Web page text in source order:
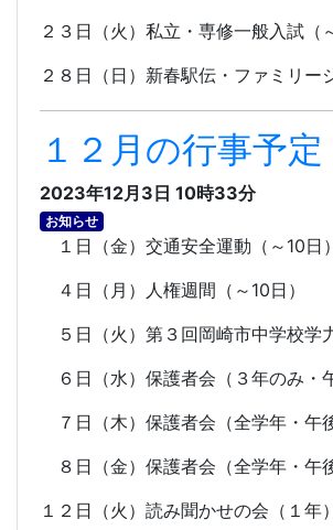
２３日（火）私立・専修一般入試（
２８日（日）新春駅伝・ファミリー
１２月の行事予定
2023年12月3日 10時33分
お知らせ
１日（金）交通安全運動（～ 10日）
４日（月）人権週間（～ 10日）
５日（火）第３回岡崎市中学校学
６日（水）保護者会（３年のみ・
７日（木）保護者会（全学年・午後
８日（金）保護者会（全学年・午後
１２日（火）読み聞かせの会（１年）